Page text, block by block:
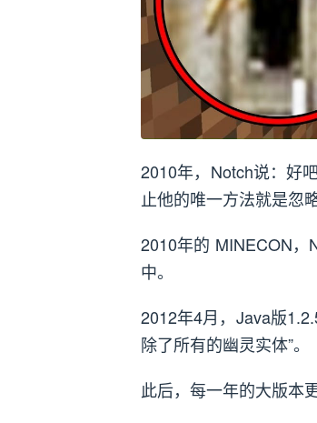
2010年，Notch说：好
止他的唯一方法就是忽略
2010年的 MINECON
中。
2012年4月，Java版
除了所有的幽灵实体”。
此后，每一年的大版本